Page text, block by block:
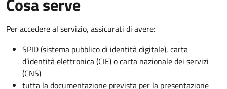
Per accedere al servizio, assicurati di avere:
SPID (sistema pubblico di identità digitale), carta
d’identità elettronica (CIE) o carta nazionale dei servizi
(CNS)
tutta la documentazione prevista per la presentazione